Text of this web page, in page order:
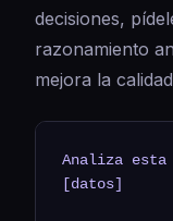
decisiones,
razonamiento
mejora la
Analiza
[datos]